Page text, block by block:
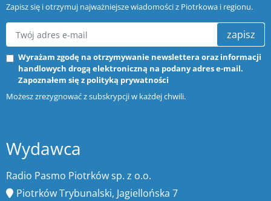
Zapisz się i otrzymuj najważniejsze wiadomości z Piotrkowa i regionu.
zapisz
Wyrażam zgodę na otrzymywanie newslettera oraz informacji
handlowych drogą elektroniczną na podany adres e-mail.
Zapoznałem się z polityką prywatności
Możesz zrezygnować z subskrypcji w każdej chwili.
Wydawca
Radio Pasmo Piotrków sp. z o.o.
Piotrków Trybunalski, Jagiellońska 7